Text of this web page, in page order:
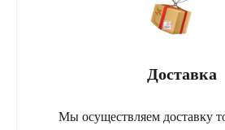
Доставка
Мы осуществляем доставку